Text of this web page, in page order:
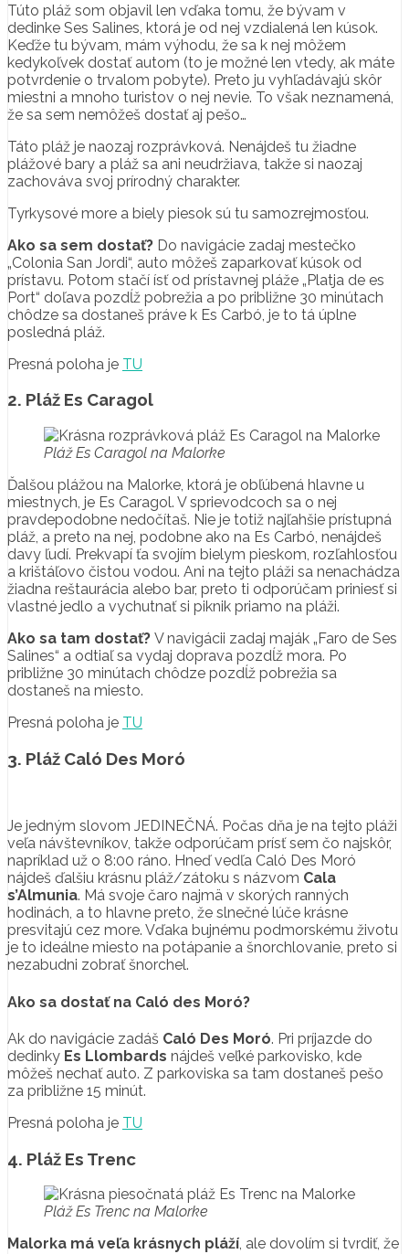
Túto pláž som objavil len vďaka tomu, že bývam v
dedinke Ses Salines, ktorá je od nej vzdialená len kúsok.
Keďže tu bývam, mám výhodu, že sa k nej môžem
kedykoľvek dostať autom (to je možné len vtedy, ak máte
potvrdenie o trvalom pobyte). Preto ju vyhľadávajú skôr
miestni a mnoho turistov o nej nevie. To však neznamená,
že sa sem nemôžeš dostať aj pešo…
Táto pláž je naozaj rozprávková. Nenájdeš tu žiadne
plážové bary a pláž sa ani neudržiava, takže si naozaj
zachováva svoj prírodný charakter.
Tyrkysové more a biely piesok sú tu samozrejmosťou.
Ako sa sem dostať? Do navigácie zadaj mestečko
„Colonia San Jordi“, auto môžeš zaparkovať kúsok od
prístavu. Potom stačí ísť od prístavnej pláže „Platja de es
Port“ doľava pozdĺž pobrežia a po približne 30 minútach
chôdze sa dostaneš práve k Es Carbó, je to tá úplne
posledná pláž.
Presná poloha je TU
2. Pláž Es Caragol
Pláž Es Caragol na Malorke
Ďalšou plážou na Malorke, ktorá je obľúbená hlavne u
miestnych, je Es Caragol. V sprievodcoch sa o nej
pravdepodobne nedočítaš. Nie je totiž najľahšie prístupná
pláž, a preto na nej, podobne ako na Es Carbó, nenájdeš
davy ľudí. Prekvapí ťa svojím bielym pieskom, rozľahlosťou
a krištáľovo čistou vodou. Ani na tejto pláži sa nenachádza
žiadna reštaurácia alebo bar, preto ti odporúčam priniesť si
vlastné jedlo a vychutnať si piknik priamo na pláži.
Ako sa tam dostať? V navigácii zadaj maják „Faro de Ses
Salines“ a odtiaľ sa vydaj doprava pozdĺž mora. Po
približne 30 minútach chôdze pozdĺž pobrežia sa
dostaneš na miesto.
Presná poloha je TU
3. Pláž Caló Des Moró
Je jedným slovom JEDINEČNÁ. Počas dňa je na tejto pláži
veľa návštevníkov, takže odporúčam prísť sem čo najskôr,
napríklad už o 8:00 ráno. Hneď vedľa Caló Des Moró
nájdeš ďalšiu krásnu pláž/zátoku s názvom Cala
s’Almunia. Má svoje čaro najmä v skorých ranných
hodinách, a to hlavne preto, že slnečné lúče krásne
presvitajú cez more. Vďaka bujnému podmorskému životu
je to ideálne miesto na potápanie a šnorchlovanie, preto si
nezabudni zobrať šnorchel.
Ako sa dostať na Caló des Moró?
Ak do navigácie zadáš Caló Des Moró. Pri príjazde do
dedinky Es Llombards nájdeš veľké parkovisko, kde
môžeš nechať auto. Z parkoviska sa tam dostaneš pešo
za približne 15 minút.
Presná poloha je TU
4. Pláž Es Trenc
Pláž Es Trenc na Malorke
Malorka má veľa krásnych pláží, ale dovolím si tvrdiť, že